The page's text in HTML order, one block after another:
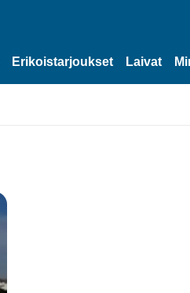
Erikoistarjoukset Laivat